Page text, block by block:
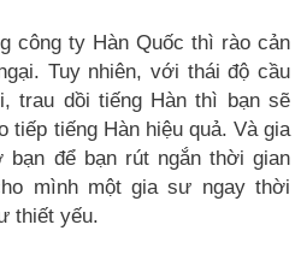
công ty Hàn Quốc thì rào cản
Tuy nhiên, với thái độ cầu
trau dồi tiếng Hàn thì bạn sẽ
tiếp tiếng Hàn hiệu quả. Và gia
để bạn rút ngắn thời gian
mình một gia sư ngay thời
thiết yếu.